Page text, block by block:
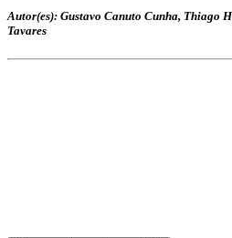
Autor(es): Gustavo Canuto Cunha, Thiago
Tavares